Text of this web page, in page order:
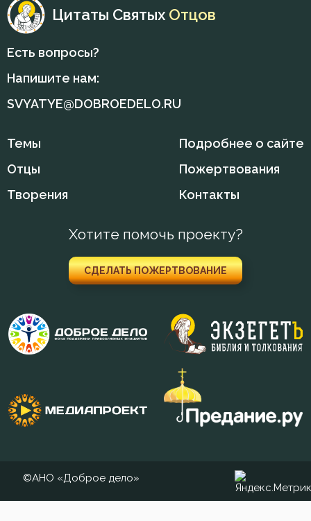
Цитаты Святых Отцов
Есть вопросы?
Напишите нам:
SVYATYE@DOBROEDELO.RU
Темы
Отцы
Творения
Подробнее о сайте
Пожертвования
Контакты
Хотите помочь проекту?
СДЕЛАТЬ ПОЖЕРТВОВАНИЕ
©АНО «Доброе дело»